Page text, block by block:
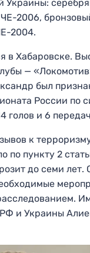
Украины:
2006,
2004.
в Хабаровске.
—
был
России по
голов и 6
к
по пункту 2
до семи лет.
и Украины